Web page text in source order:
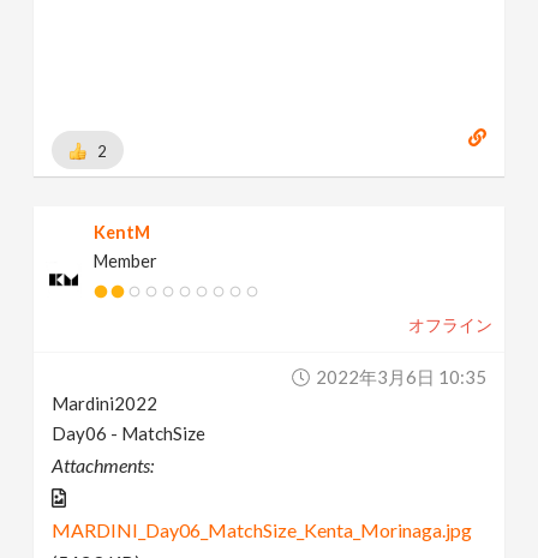
2
KentM
Member
オフライン
2022年3月6日 10:35
Mardini2022
Day06 - MatchSize
Attachments:
MARDINI_Day06_MatchSize_Kenta_Morinaga.jpg